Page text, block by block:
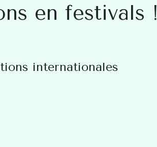
en festivals !
internationales